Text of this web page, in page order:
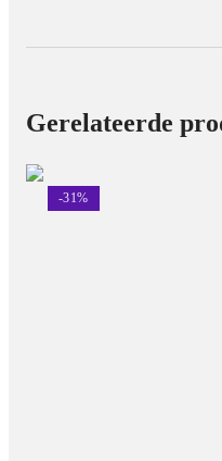
Gerelateerde
-31%